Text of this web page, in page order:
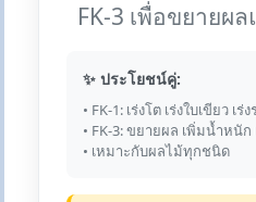
FK-3 เพื่อขยายผ
✨ ประโยชน์คู่:
• FK-1: เร่งโต เร่งใบเขียว เร่
• FK-3: ขยายผล เพิ่มน้ำหนั
• เหมาะกับผลไม้ทุกชนิด